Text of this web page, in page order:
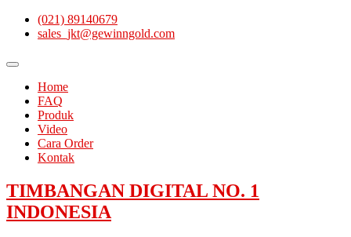
Skip
(021) 89140679
sales_jkt@gewinngold.com
Topbar
Home
FAQ
Produk
Video
Cara Order
Kontak
TIMBANGAN DIGITAL NO. 1
INDONESIA